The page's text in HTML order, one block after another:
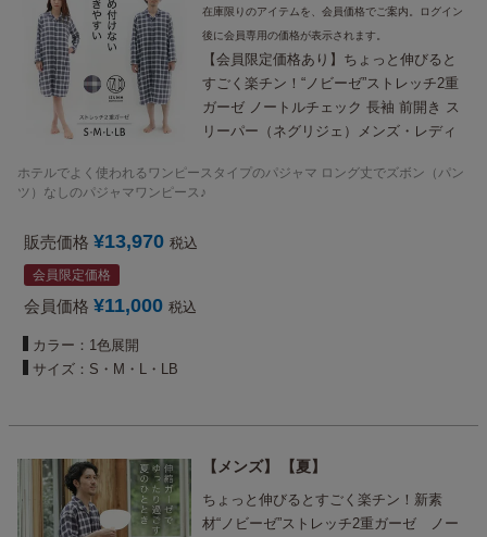
在庫限りのアイテムを、会員価格でご案内。ログイン
後に会員専用の価格が表示されます。
【会員限定価格あり】ちょっと伸びると
すごく楽チン！“ノビーゼ”ストレッチ2重
ガーゼ ノートルチェック 長袖 前開き ス
リーパー（ネグリジェ）メンズ・レディ
ホテルでよく使われるワンピースタイプのパジャマ ロング丈でズボン（パン
ツ）なしのパジャマワンピース♪
販売価格 ¥13,970 税込
会員限定価格
会員価格 ¥11,000 税込
カラー：1色展開
サイズ：S・M・L・LB
メンズ 夏
ちょっと伸びるとすごく楽チン！新素
材“ノビーゼ”ストレッチ2重ガーゼ ノー